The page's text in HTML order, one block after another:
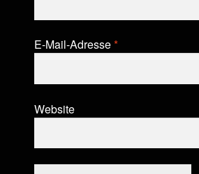
E-Mail-Adresse*
Website